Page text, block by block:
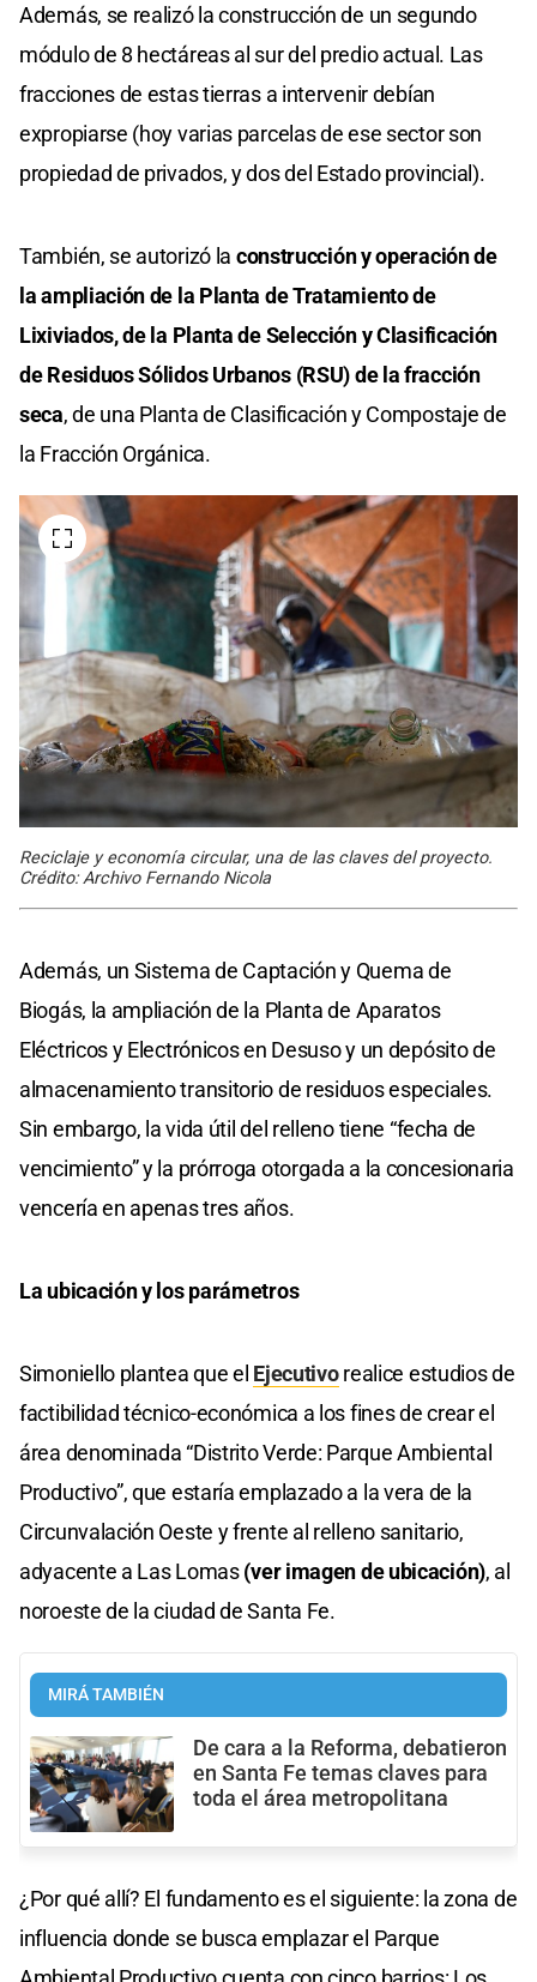
Además, se realizó la construcción de un segundo
módulo de 8 hectáreas al sur del predio actual. Las
fracciones de estas tierras a intervenir debían
expropiarse (hoy varias parcelas de ese sector son
propiedad de privados, y dos del Estado provincial).
También, se autorizó la construcción y operación de
la ampliación de la Planta de Tratamiento de
Lixiviados, de la Planta de Selección y Clasificación
de Residuos Sólidos Urbanos (RSU) de la fracción
seca, de una Planta de Clasificación y Compostaje de
la Fracción Orgánica.
Reciclaje y economía circular, una de las claves del proyecto.
Crédito: Archivo Fernando Nicola
Además, un Sistema de Captación y Quema de
Biogás, la ampliación de la Planta de Aparatos
Eléctricos y Electrónicos en Desuso y un depósito de
almacenamiento transitorio de residuos especiales.
Sin embargo, la vida útil del relleno tiene “fecha de
vencimiento” y la prórroga otorgada a la concesionaria
vencería en apenas tres años.
La ubicación y los parámetros
Simoniello plantea que el Ejecutivorealice estudios de
factibilidad técnico-económica a los fines de crear el
área denominada “Distrito Verde: Parque Ambiental
Productivo”, que estaría emplazado a la vera de la
Circunvalación Oeste y frente al relleno sanitario,
adyacente a Las Lomas(ver imagen de ubicación), al
noroeste de la ciudad de Santa Fe.
MIRÁ TAMBIÉN
De cara a la Reforma, debatieron
en Santa Fe temas claves para
toda el área metropolitana
¿Por qué allí? El fundamento es el siguiente: la zona de
influencia donde se busca emplazar el Parque